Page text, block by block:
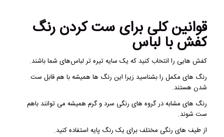
قوانین کلی برای ست کردن رنگ
کفش با لباس
کفش هایی را انتخاب کنید که یک سایه تیره تر لباس‌های شما باشند.
رنگ های مکمل را بشناسید زیرا این رنگ ها همیشه با هم قابل ست
شدن هستند.
رنگ های مشابه در گروه های رنگی سرد و گرم همیشه می توانند باهم
ست شوند.
از طیف های رنگی مختلف برای یک رنگ پایه استفاده کنید.